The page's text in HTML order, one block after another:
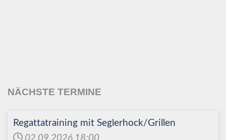
NÄCHSTE TERMINE
Regattatraining mit Seglerhock/Grillen